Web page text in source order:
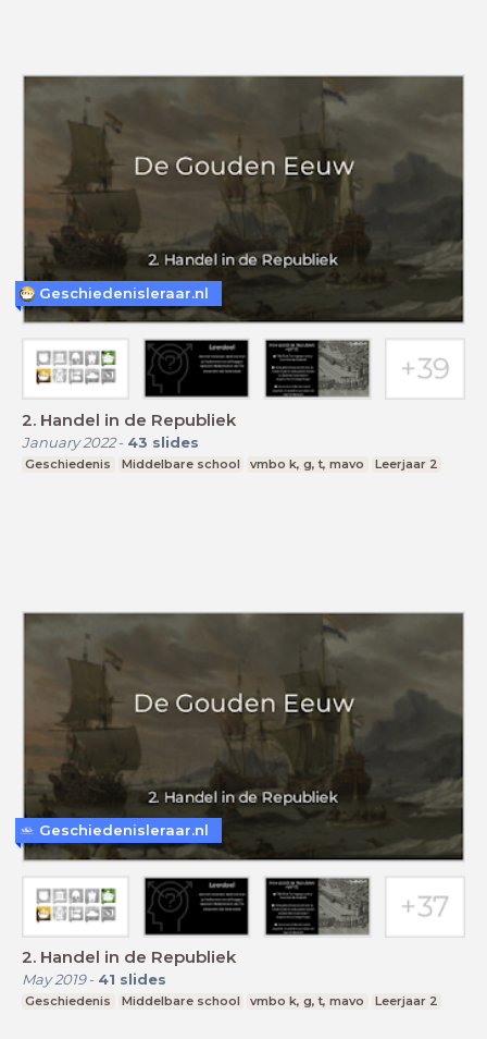
2. Handel in de Republiek
January 2022- 43 slides
Geschiedenis Middelbare school vmbo k, g, t, mavo Leerjaar 2
Geschiedenisleraar.nl
2. Handel in de Republiek
May 2019- 41 slides
Geschiedenis Middelbare school vmbo k, g, t, mavo Leerjaar 2
Geschiedenisleraar.nl